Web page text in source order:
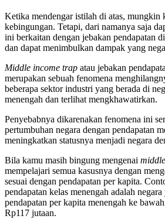
Ketika mendengar istilah di atas, mungkin
kebingungan. Tetapi, dari namanya saja
ini berkaitan dengan jebakan pendapatan
dan dapat menimbulkan dampak yang
Middle income trap atau jebakan
merupakan sebuah fenomena
beberapa sektor industri yang berada di
menengah dan terlihat mengkhawatirkan.
Penyebabnya dikarenakan fenomena ini
pertumbuhan negara dengan pendapatan
meningkatkan statusnya menjadi negara
Bila kamu masih bingung mengenai
mempelajari semua kasusnya dengan
sesuai dengan pendapatan per kapita.
pendapatan kelas menengah adalah
pendapatan per kapita menengah ke
Rp117 jutaan.